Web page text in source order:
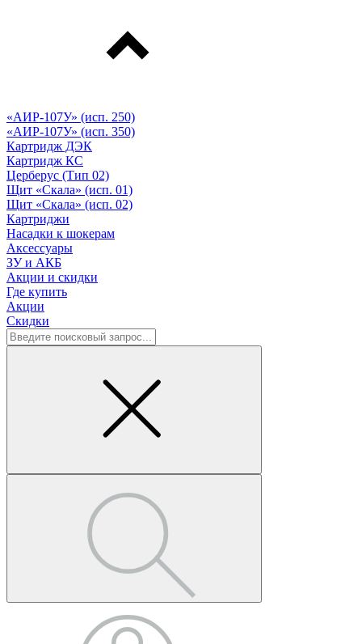
«АИР-107У» (исп. 250)
«АИР-107У» (исп. 350)
Картридж ДЭК
Картридж КС
Церберус (Тип 02)
Щит «Скала» (исп. 01)
Щит «Скала» (исп. 02)
Картриджи
Насадки к шокерам
Аксессуары
ЗУ и АКБ
Акции и скидки
Где купить
Акции
Скидки